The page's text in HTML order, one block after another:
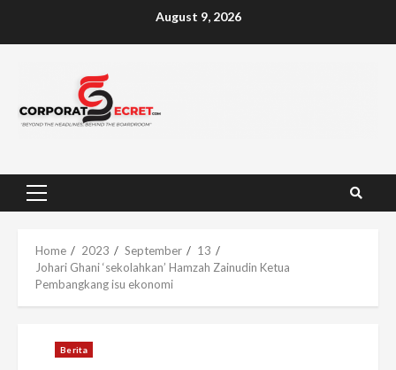
August 9, 2026
Primary
Home 2023 September
13
Johari Ghani ‘sekolahkan’ Hamzah Zainudin Ketua
Pembangkang isu ekonomi
Berita